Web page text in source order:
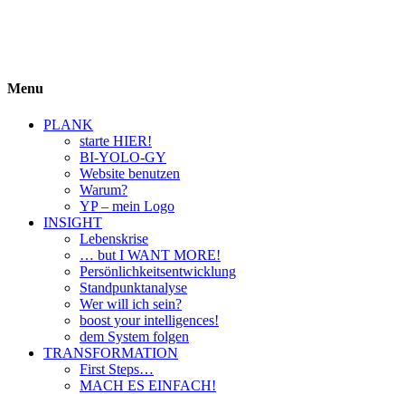
Menu
PLANK
starte HIER!
BI-YOLO-GY
Website benutzen
Warum?
YP – mein Logo
INSIGHT
Lebenskrise
… but I WANT MORE!
Persönlichkeitsentwicklung
Standpunktanalyse
Wer will ich sein?
boost your intelligences!
dem System folgen
TRANSFORMATION
First Steps…
MACH ES EINFACH!